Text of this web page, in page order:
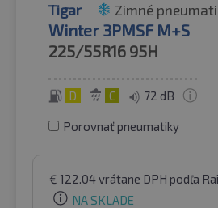
Tigar Zimné
Winter 3PMSF M+S
225/55R16 95H
D C 72 dB
Porovnať pneumatiky
€ 122.04vrátane DPH podľa
NA SKLADE